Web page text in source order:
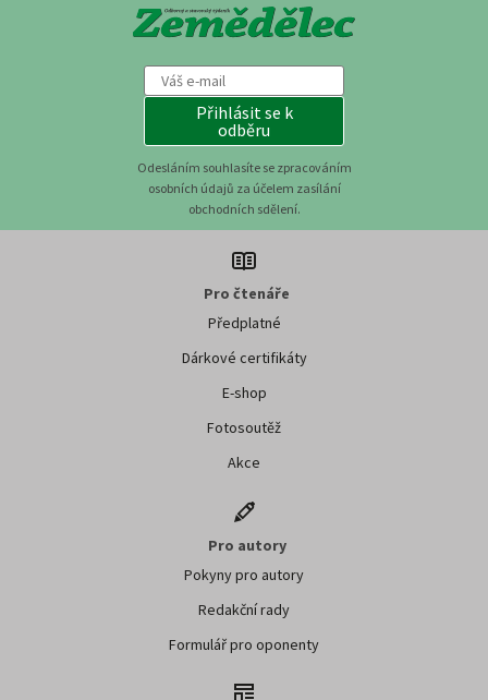
Přihlásit se k
odběru
Odesláním souhlasíte se zpracováním
osobních údajů za účelem zasílání
obchodních sdělení.
Pro čtenáře
Předplatné
Dárkové certifikáty
E-shop
Fotosoutěž
Akce
Pro autory
Pokyny pro autory
Redakční rady
Formulář pro oponenty